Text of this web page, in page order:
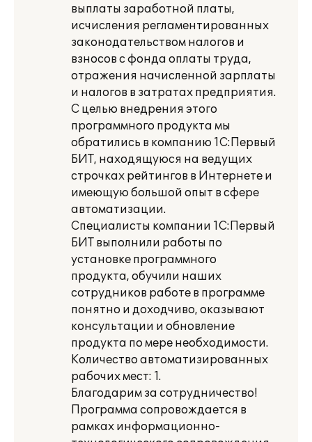
выплаты заработной платы,
исчисления регламентированных
законодательством налогов и
взносов с фонда оплаты труда,
отражения начисленной зарплаты
и налогов в затратах предприятия.
С целью внедрения этого
программного продукта мы
обратились в компанию 1С:Первый
БИТ, находящуюся на ведущих
строчках рейтингов в Интернете и
имеющую большой опыт в сфере
автоматизации.
Специалисты компании 1С:Первый
БИТ выполнили работы по
установке программного
продукта, обучили наших
сотрудников работе в программе
понятно и доходчиво, оказывают
консультации и обновление
продукта по мере необходимости.
Количество автоматизированных
рабочих мест: 1.
Благодарим за сотрудничество!
Программа сопровождается в
рамках информационно-